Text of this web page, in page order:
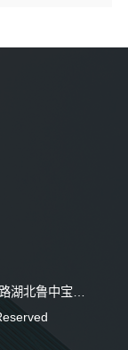
公司地址：湖北省襄阳高新技术开发区关羽路湖北鲁中宝厨业有限公司1幢一层